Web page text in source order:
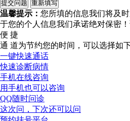
温馨提示： 您所填的信息我们将及
于您的个人信息我们承诺绝对保密
便 捷
通 道为节约您的时间，可以选择如
一键快速通话
快速诊断病情
手机在线咨询
用手机也可以咨询
QQ随时问诊
这次问，下次还可以问